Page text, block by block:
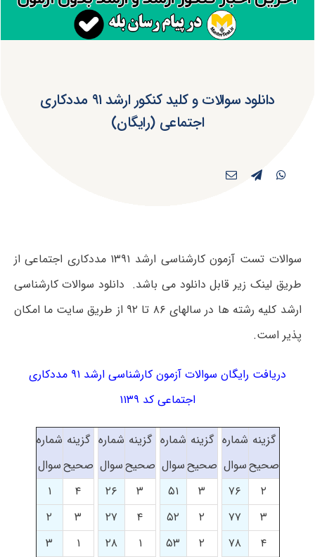
دانلود سوالات و کلید کنکور ارشد ۹۱ مددکاری
اجتماعی (رایگان)
سوالات تست آزمون کارشناسی ارشد ۱۳۹۱ مددکاری اجتماعی از
طریق لینک زیر قابل دانلود می باشد. دانلود سوالات کارشناسی
ارشد کلیه رشته ها در سالهای ۸۶ تا ۹۲ از طریق سایت ما امکان
پذیر است.
دریافت رایگان سوالات آزمون کارشناسی ارشد ۹۱ مددکاری
اجتماعی کد ۱۱۳۹
گزینه
صحیح
شماره
سوال
گزینه
صحیح
شماره
سوال
گزینه
صحیح
شماره
سوال
گزینه
صحیح
شماره
سوال
۲
۷۶ ۳ ۵۱ ۳ ۲۶ ۴
۱
۳
۷۷ ۲ ۵۲ ۴ ۲۷ ۳
۲
۴
۷۸ ۲ ۵۳ ۱ ۲۸ ۱
۳